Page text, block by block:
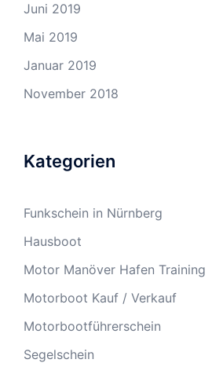
Juni 2019
Mai 2019
Januar 2019
November 2018
Kategorien
Funkschein in Nürnberg
Hausboot
Motor Manöver Hafen Training
Motorboot Kauf / Verkauf
Motorbootführerschein
Segelschein